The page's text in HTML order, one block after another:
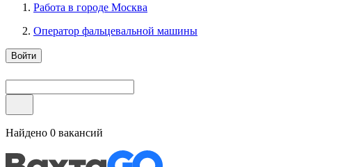
Работа в городе Москва
Оператор фальцевальной машины
Войти
Найдено 0 вакансий